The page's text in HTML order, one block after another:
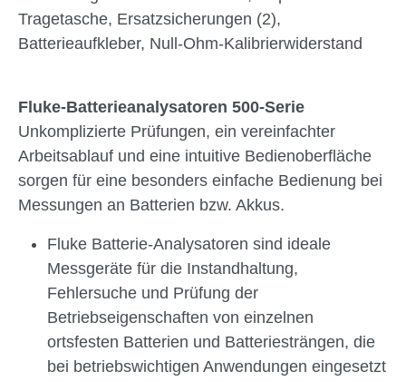
Tragetasche, Ersatzsicherungen (2),
Batterieaufkleber, Null-Ohm-Kalibrierwiderstand
Fluke-Batterieanalysatoren 500-Serie
Unkomplizierte Prüfungen, ein vereinfachter
Arbeitsablauf und eine intuitive Bedienoberfläche
sorgen für eine besonders einfache Bedienung bei
Messungen an Batterien bzw. Akkus.
Fluke Batterie-Analysatoren sind ideale
Messgeräte für die Instandhaltung,
Fehlersuche und Prüfung der
Betriebseigenschaften von einzelnen
ortsfesten Batterien und Batteriesträngen, die
bei betriebswichtigen Anwendungen eingesetzt